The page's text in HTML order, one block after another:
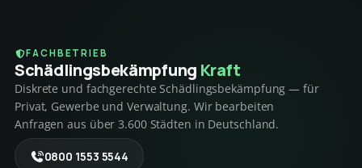
FACHBETRIEB
Schädlings­bekämpfung Kraft
Diskrete und fachgerechte Schädlingsbekämpfung — für
Privat, Gewerbe und Verwaltung. Wir bearbeiten
Anfragen aus über 3.600 Städten in Deutschland.
0800 1553 5544